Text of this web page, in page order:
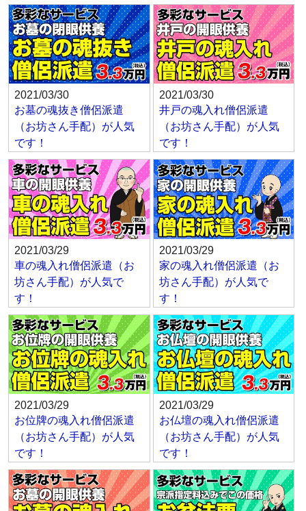
2021/03/30
お墓の魂抜き僧侶派遣
（お坊さん手配）が人気
です！
2021/03/30
井戸の魂入れ僧侶派遣
（お坊さん手配）が人気
です！
2021/03/29
車の魂入れ僧侶派遣（お
坊さん手配）が人気で
す！
2021/03/29
家の魂入れ僧侶派遣（お
坊さん手配）が人気で
す！
2021/03/29
お位牌の魂入れ僧侶派遣
（お坊さん手配）が人気
です！
2021/03/29
お仏壇の魂入れ僧侶派遣
（お坊さん手配）が人気
です！